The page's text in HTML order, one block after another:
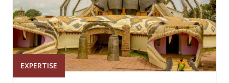
EXPERTISE